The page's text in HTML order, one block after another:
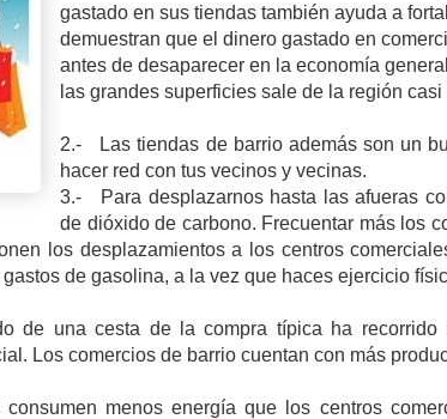
gastado en sus tiendas también ayuda a
demuestran que el dinero gastado en
antes de desaparecer en la economía
las grandes superficies sale de la región
2.- Las tiendas de barrio además son un
hacer red con tus vecinos y vecinas.
3.- Para desplazarnos hasta las afueras
de dióxido de carbono. Frecuentar más los
los desplazamientos a los centros
de gasolina, a la vez que haces ejercicio
de una cesta de la compra típica ha
Los comercios de barrio cuentan con más
menos energía que los centros